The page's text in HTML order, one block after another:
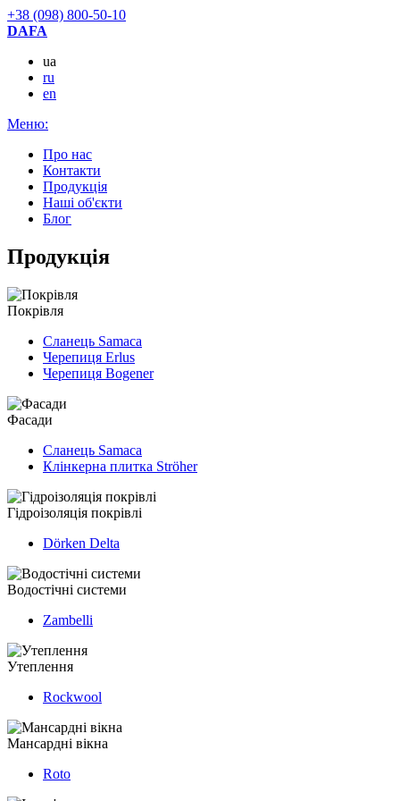
+38 (098) 800-50-10
DAFA
ua
ru
en
Меню:
Про нас
Контакти
Продукцiя
Наші об'єкти
Блог
Продукцiя
Покрівля
Сланець Samaca
Черепиця Erlus
Черепиця Bogener
Фасади
Сланець Samaca
Клінкерна плитка Ströher
Гідроізоляція покрівлі
Dörken Delta
Водостічні системи
Zambelli
Утеплення
Rockwool
Мансардні вікна
Roto